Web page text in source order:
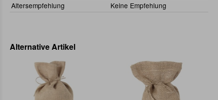
Altersempfehlung
Keine Empfehlung
Alternative Artikel